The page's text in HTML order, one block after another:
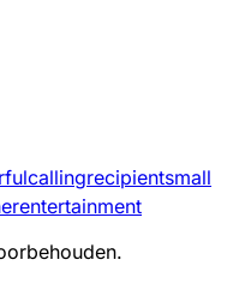
callingrecipientsmall
entertainment